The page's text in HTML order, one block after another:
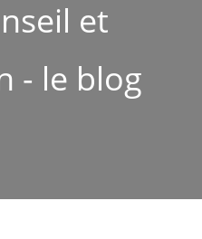
et
- le blog